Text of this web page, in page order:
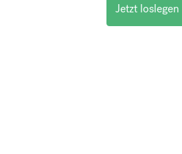
Jetzt loslegen